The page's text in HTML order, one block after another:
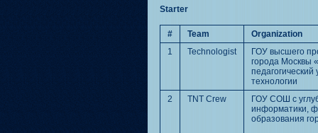
Starter
# Team
Organization
1
Technologist
ГОУ высшего
города Москвы
технологии
2
TNT Crew
ГОУ СОШ с
информатики,
образования